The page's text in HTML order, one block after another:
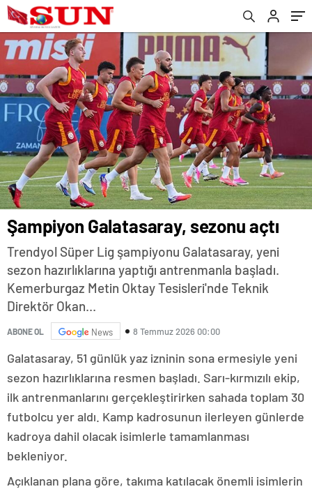
Şampiyon Galatasaray, sezonu açtı
Trendyol Süper Lig şampiyonu Galatasaray, yeni
sezon hazırlıklarına yaptığı antrenmanla başladı.
Kemerburgaz Metin Oktay Tesisleri'nde Teknik
Direktör Okan...
ABONE OL News 8 Temmuz 2026 00:00
Galatasaray, 51 günlük yaz izninin sona ermesiyle yeni
sezon hazırlıklarına resmen başladı. Sarı-kırmızılı ekip,
ilk antrenmanlarını gerçekleştirirken sahada toplam 30
futbolcu yer aldı. Kamp kadrosunun ilerleyen günlerde
kadroya dahil olacak isimlerle tamamlanması
bekleniyor.
Açıklanan plana göre, takıma katılacak önemli isimlerin